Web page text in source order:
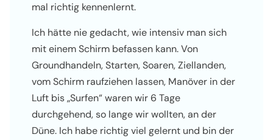
mal richtig kennenlernt.
Ich hätte nie gedacht, wie intensiv man sich
mit einem Schirm befassen kann. Von
Groundhandeln, Starten, Soaren, Ziellanden,
vom Schirm raufziehen lassen, Manöver in der
Luft bis „Surfen“ waren wir 6 Tage
durchgehend, so lange wir wollten, an der
Düne. Ich habe richtig viel gelernt und bin der